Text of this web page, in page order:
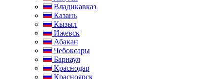
Владикавказ
Казань
Кызыл
Ижевск
Абакан
Чебоксары
Барнаул
Краснодар
Красноярск